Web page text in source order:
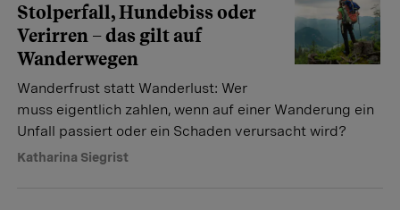
Stolperfall, Hundebiss oder
Verirren – das gilt auf
Wanderwegen
Wanderfrust statt Wanderlust: Wer
muss eigentlich zahlen, wenn auf einer Wanderung ein
Unfall passiert oder ein Schaden verursacht wird?
Katharina Siegrist